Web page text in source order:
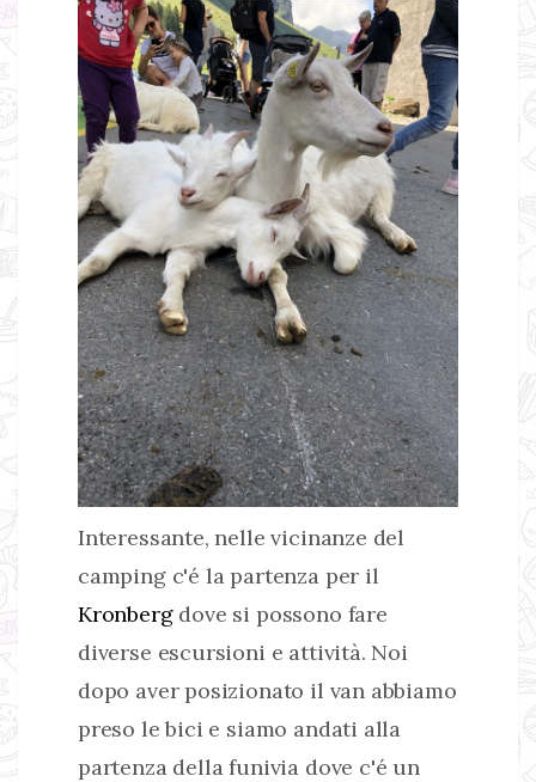
Interessante, nelle vicinanze del
camping c'é la partenza per il
Kronbergdove si possono fare
diverse escursioni e attività. Noi
dopo aver posizionato il van abbiamo
preso le bici e siamo andati alla
partenza della funivia dove c'é un